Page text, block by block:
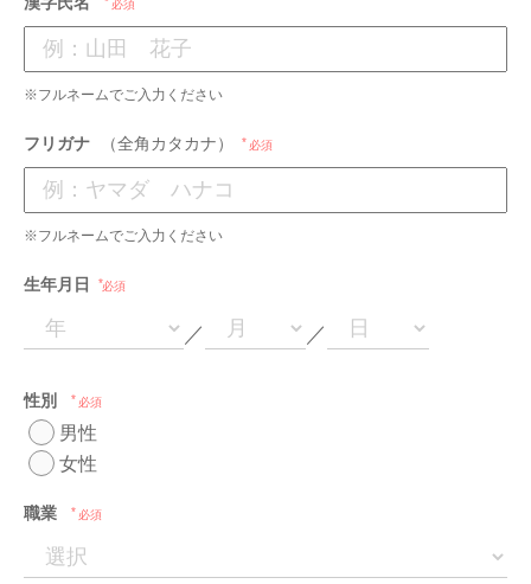
必須
※フルネームでご入力ください
フリガナ （全角カタカナ） 必須
※フルネームでご入力ください
生年月日 必須
／ ／
性別 必須
男性
女性
職業 必須